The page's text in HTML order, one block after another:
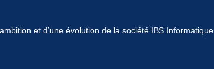
et d’une évolution de la société IBS Informatique.